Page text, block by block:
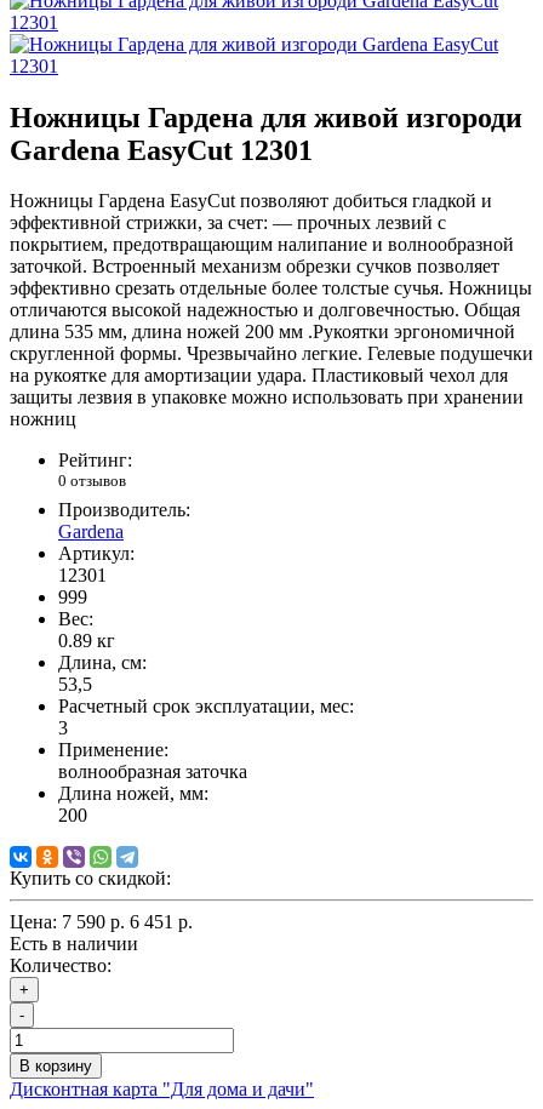
Ножницы Гардена для живой изгороди
Gardena EasyCut 12301
Ножницы Гардена EasyCut позволяют добиться гладкой и
эффективной стрижки, за счет: — прочных лезвий с
покрытием, предотвращающим налипание и волнообразной
заточкой. Встроенный механизм обрезки сучков позволяет
эффективно срезать отдельные более толстые сучья. Ножницы
отличаются высокой надежностью и долговечностью. Общая
длина 535 мм, длина ножей 200 мм .Рукоятки эргономичной
скругленной формы. Чрезвычайно легкие. Гелевые подушечки
на рукоятке для амортизации удара. Пластиковый чехол для
защиты лезвия в упаковке можно использовать при хранении
ножниц
Рейтинг:
0 отзывов
Производитель:
Gardena
Артикул:
12301
999
Вес:
0.89 кг
Длина, см:
53,5
Расчетный срок эксплуатации, мес:
3
Применение:
волнообразная заточка
Длина ножей, мм:
200
Купить со скидкой:
Цена: 7 590 р. 6 451 р.
Есть в наличии
Количество:
+
-
В корзину
Дисконтная карта "Для дома и дачи"